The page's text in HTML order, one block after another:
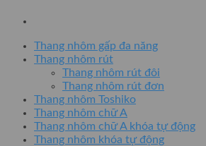
Thang nhôm gấp đa năng
Thang nhôm rút
Thang nhôm rút đôi
Thang nhôm rút đơn
Thang nhôm Toshiko
Thang nhôm chữ A
Thang nhôm chữ A khóa tự động
Thang nhôm khóa tự động